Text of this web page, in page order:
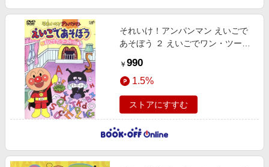
それいけ！アンパンマン えいごで
あそぼう ２ えいごでワン・ツー・
￥ 990
1.5%
ストアにすすむ